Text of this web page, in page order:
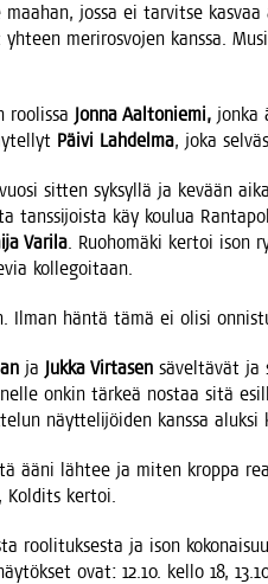
jos­sa ei tar­vit­se
meri­ros­vo­jen kans­sa.
roo­lis­sa Jon­na Aal­to­nie­mi, jon­ka
Päi­vi Lah­del­ma, joka
sit­ten syk­syl­lä ja kevään
tans­si­jois­ta käy kou­lua
Vari­la . Ruo­ho­mä­ki ker­toi ison
kollegoitaan.
Ilman hän­tä tämä ei oli­si
ja Juk­ka Vir­ta­sen sävel­tä­vät ja
onkin tär­keä nos­taa sitä
näyt­te­li­jöi­den kans­sa aluk­si
ääni läh­tee ja miten krop­pa
kertoi.
roo­li­tuk­ses­ta ja ison
ovat: 12.10. kel­lo 18,